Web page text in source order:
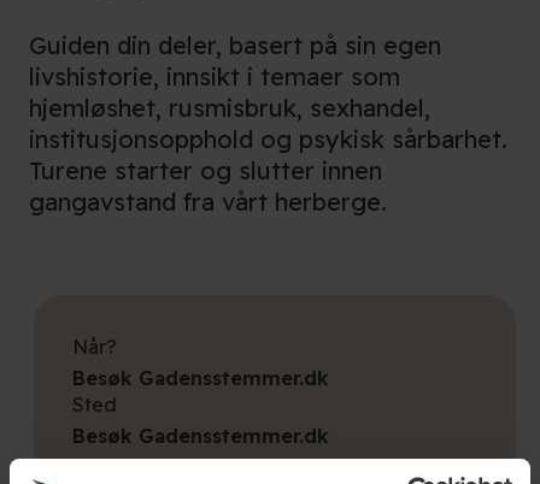
Guiden din deler, basert på sin egen
livshistorie, innsikt i temaer som
hjemløshet, rusmisbruk, sexhandel,
institusjonsopphold og psykisk sårbarhet.
Turene starter og slutter innen
gangavstand fra vårt herberge.
Når?
Besøk Gadensstemmer.dk
Sted
Besøk Gadensstemmer.dk